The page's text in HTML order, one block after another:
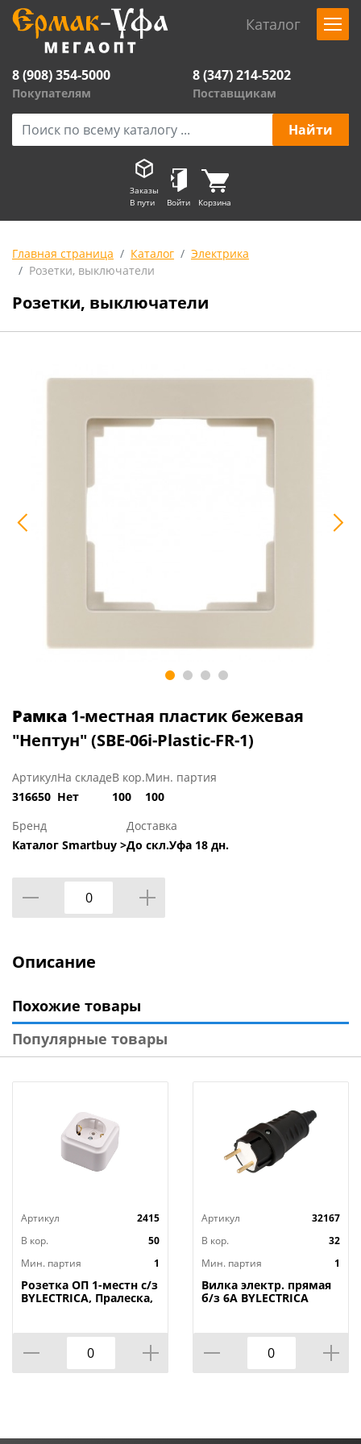
Каталог
8 (908) 354-5000
Покупателям
8 (347) 214-5202
Поставщикам
Заказы
В пути
Войти Корзина
Главная страница Каталог
Электрика
Розетки, выключатели
Розетки, выключатели
Рамка 1-местная пластик бежевая
"Нептун" (SBE-06i-Plastic-FR-1)
Артикул
316650
На складе
Нет
В кор.
100
Мин. партия
100
Бренд
Каталог Smartbuy >
Доставка
До скл.Уфа 18 дн.
Описание
Похожие товары
Популярные товары
Артикул
2415
В кор.
50
Мин. партия
1
Розетка ОП 1-местн с/з
BYLECTRICA, Пралеска,
Артикул
32167
В кор.
32
Мин. партия
1
Вилка электр. прямая
б/з 6А BYLECTRICA